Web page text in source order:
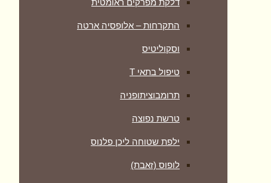
דלקת מפרקים ראומטית
התקרחות – אלופסיה ארטה
וסקוליטיס
טיפול בתאי T
תרומבוציתופניה
טרשת נפוצה
ילפת שטוחה ליכן פלנוס
לופוס (זאבת)